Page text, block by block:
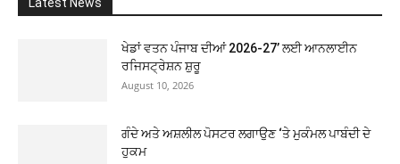
ਖੇਡਾਂ ਵਤਨ ਪੰਜਾਬ ਦੀਆਂ 2026-27’ ਲਈ ਆਨਲਾਈਨ
ਰਜਿਸਟ੍ਰੇਸ਼ਨ ਸ਼ੁਰੂ
August 10, 2026
ਗੰਦੇ ਅਤੇ ਅਸ਼ਲੀਲ ਪੋਸਟਰ ਲਗਾਉਣ ‘ਤੇ ਮੁਕੰਮਲ ਪਾਬੰਦੀ ਦੇ
ਹੁਕਮ